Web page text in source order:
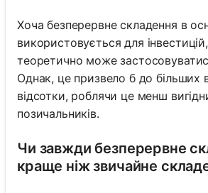
Хоча безперервне складення в
використовується для
теоретично може
Однак, це призвело б до більших
відсотки, роблячи це менш
позичальників.
Чи завжди безперервне
краще ніж звичайне